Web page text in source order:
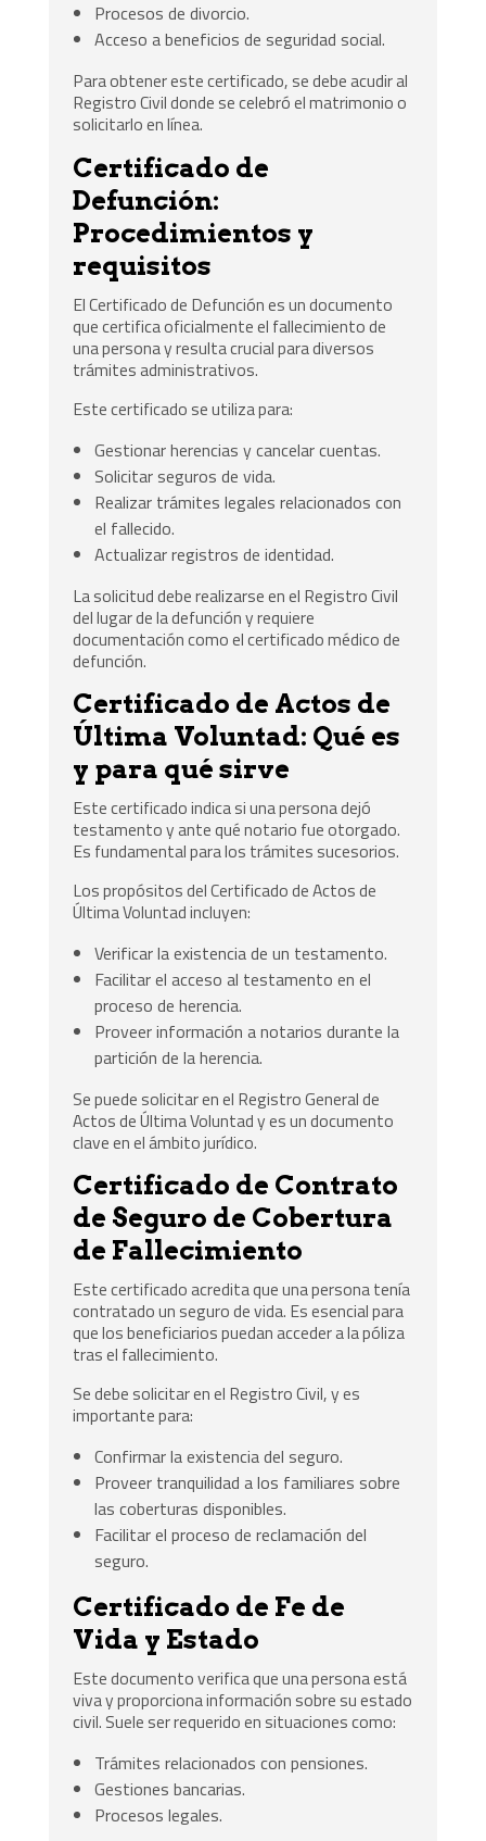
Procesos de divorcio.
Acceso a beneficios de seguridad social.
Para obtener este certificado, se debe acudir al
Registro Civil donde se celebró el matrimonio o
solicitarlo en línea.
Certificado de
Defunción:
Procedimientos y
requisitos
El Certificado de Defunción es un documento
que certifica oficialmente el fallecimiento de
una persona y resulta crucial para diversos
trámites administrativos.
Este certificado se utiliza para:
Gestionar herencias y cancelar cuentas.
Solicitar seguros de vida.
Realizar trámites legales relacionados con
el fallecido.
Actualizar registros de identidad.
La solicitud debe realizarse en el Registro Civil
del lugar de la defunción y requiere
documentación como el certificado médico de
defunción.
Certificado de Actos de
Última Voluntad: Qué es
y para qué sirve
Este certificado indica si una persona dejó
testamento y ante qué notario fue otorgado.
Es fundamental para los trámites sucesorios.
Los propósitos del Certificado de Actos de
Última Voluntad incluyen:
Verificar la existencia de un testamento.
Facilitar el acceso al testamento en el
proceso de herencia.
Proveer información a notarios durante la
partición de la herencia.
Se puede solicitar en el Registro General de
Actos de Última Voluntad y es un documento
clave en el ámbito jurídico.
Certificado de Contrato
de Seguro de Cobertura
de Fallecimiento
Este certificado acredita que una persona tenía
contratado un seguro de vida. Es esencial para
que los beneficiarios puedan acceder a la póliza
tras el fallecimiento.
Se debe solicitar en el Registro Civil, y es
importante para:
Confirmar la existencia del seguro.
Proveer tranquilidad a los familiares sobre
las coberturas disponibles.
Facilitar el proceso de reclamación del
seguro.
Certificado de Fe de
Vida y Estado
Este documento verifica que una persona está
viva y proporciona información sobre su estado
civil. Suele ser requerido en situaciones como:
Trámites relacionados con pensiones.
Gestiones bancarias.
Procesos legales.